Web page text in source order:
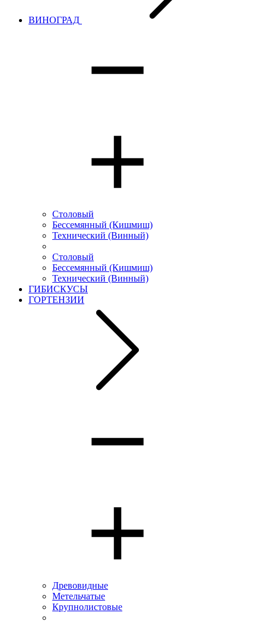
ВИНОГРАД
Столовый
Бессемянный (Кишмиш)
Технический (Винный)
Столовый
Бессемянный (Кишмиш)
Технический (Винный)
ГИБИСКУСЫ
ГОРТЕНЗИИ
Древовидные
Метельчатые
Крупнолистовые